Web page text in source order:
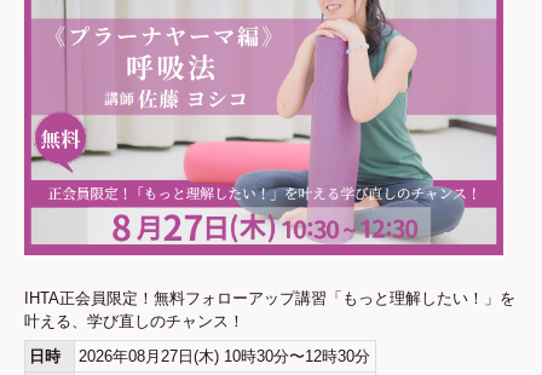
IHTA正会員限定！無料フォローアップ講習「もっと理解したい！」を
叶える、学び直しのチャンス！
日時
2026年08月27日(木) 10時30分〜12時30分